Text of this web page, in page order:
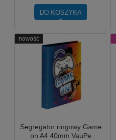
DO KOSZYKA
Segregator ringowy Game
on A4 40mm VauPe
nowość